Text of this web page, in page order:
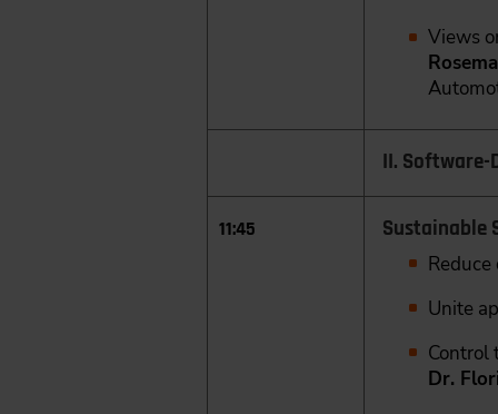
Views
II. Software-
11:45 Sustainable
Unite
Control
Dr.